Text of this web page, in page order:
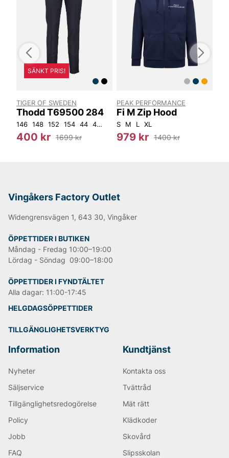
SÄNKT PRIS!
TIGER OF SWEDEN
Thodd T69500 284
146 148 152 154 44 46 50 52 54
400 kr 1699 kr
PEAK PERFORMANCE
Fi M Zip Hood
S M L XL
979 kr 1400 kr
Vingåkers Factory Outlet
Widengrensvägen 1, 643 30, Vingåker
ÖPPETTIDER I BUTIKEN
Måndag - Fredag 10:00–19:00
Lördag - Söndag 09:00–18:00
ÖPPETTIDER I FYNDTÄLTET
Alla dagar: 11:00-17:45
HELGDAGSÖPPETTIDER
TILLGÄNGLIGHETSVERKTYG
Information
Nyheter
Säljservice
Tillgänglighetsredogörelse
Policy
Jobb
FAQ
Kundtjänst
Kontakta oss
Tvättråd
Mät rätt
Klädkoder
Skovård
Slipsskolan